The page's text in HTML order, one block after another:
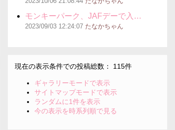
モンキーパーク、JAFデーで入…
2023/09/03 12:24:07 たなかちゃん
現在の表示条件での投稿総数： 115件
ギャラリーモードで表示
サイトマップモードで表示
ランダムに1件を表示
今の表示を時系列順で見る